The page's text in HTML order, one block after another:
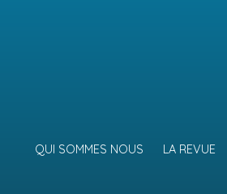
QUI SOMMES NOUS LA REVUE